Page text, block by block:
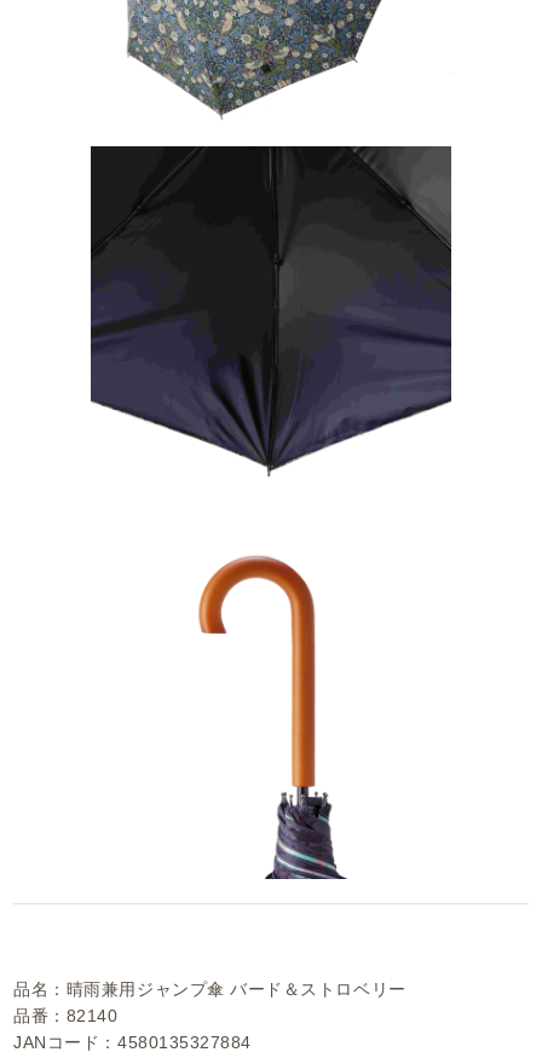
品名：晴雨兼用ジャンプ傘 バード＆ストロベリー
品番：82140
JANコード：4580135327884